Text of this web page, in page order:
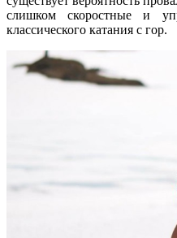
слишком скоростные и
классического катания с гор.